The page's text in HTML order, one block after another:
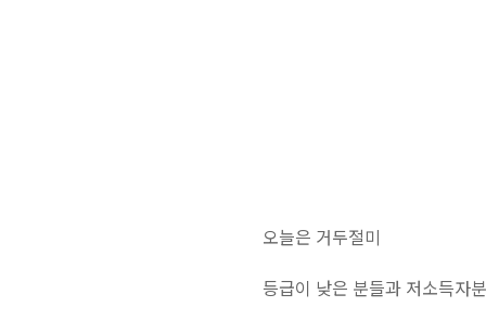
오늘은 거두절미
등급이 낮은 분들과 저소득자